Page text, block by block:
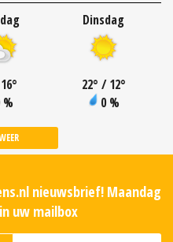
°
%
Dinsdag
22° / 12°
0 %
nieuwsbrief! Maandag
uw mailbox